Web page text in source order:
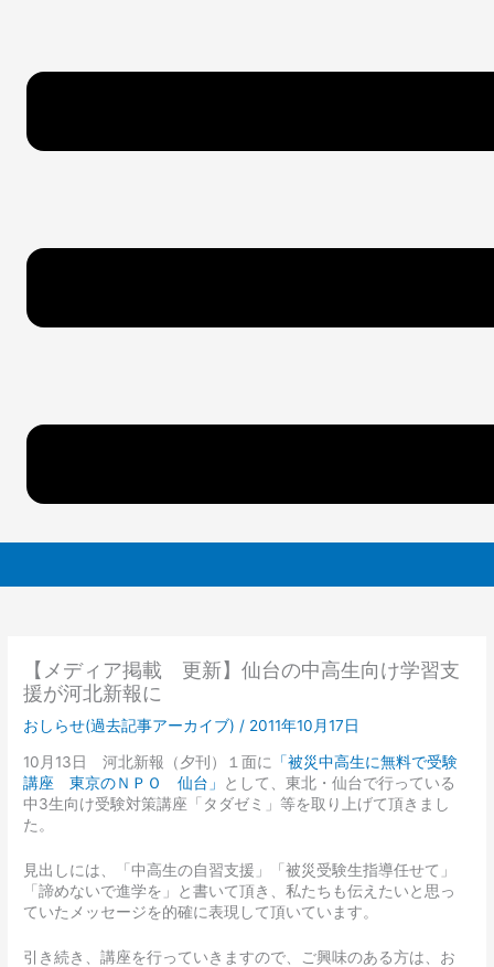
【メディア掲載 更新】仙台の中高生向け学習支
援が河北新報に
おしらせ(過去記事アーカイブ) / 2011年10月17日
10月13日 河北新報（夕刊）１面に
「被災中高生に無料で受験
講座 東京のＮＰＯ 仙台」
として、東北・仙台で行っている
中3生向け受験対策講座「タダゼミ」等を取り上げて頂きまし
た。
見出しには、「中高生の自習支援」「被災受験生指導任せて」
「諦めないで進学を」と書いて頂き、私たちも伝えたいと思っ
ていたメッセージを的確に表現して頂いています。
引き続き、講座を行っていきますので、ご興味のある方は、お